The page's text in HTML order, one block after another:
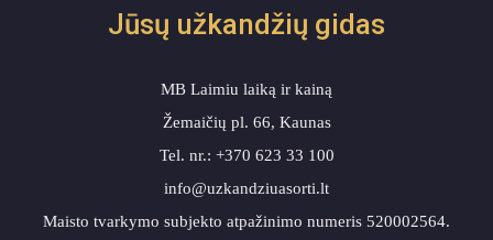
Jūsų užkandžių gidas
MB Laimiu laiką ir kainą
Žemaičių pl. 66, Kaunas
Tel. nr.: +370 623 33 100
info@uzkandziuasorti.lt
Maisto tvarkymo subjekto atpažinimo numeris 520002564.